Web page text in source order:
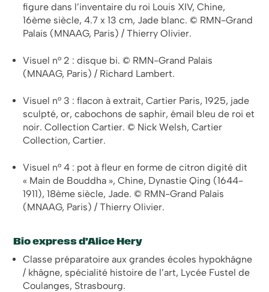
figure dans l’inventaire du roi Louis XIV, Chine,
16ème siècle, 4.7 x 13 cm, Jade blanc. © RMN-Grand
Palais (MNAAG, Paris) / Thierry Olivier.
Visuel n° 2 : disque bi. © RMN-Grand Palais
(MNAAG, Paris) / Richard Lambert.
Visuel n° 3 : flacon à extrait, Cartier Paris, 1925, jade
sculpté, or, cabochons de saphir, émail bleu de roi et
noir. Collection Cartier. © Nick Welsh, Cartier
Collection, Cartier.
Visuel n° 4 : pot à fleur en forme de citron digité dit
« Main de Bouddha », Chine, Dynastie Qing (1644-
1911), 18ème siècle, Jade. © RMN-Grand Palais
(MNAAG, Paris) / Thierry Olivier.
Bio express d’Alice Hery
Classe préparatoire aux grandes écoles hypokhâgne
/ khâgne, spécialité histoire de l’art, Lycée Fustel de
Coulanges, Strasbourg.